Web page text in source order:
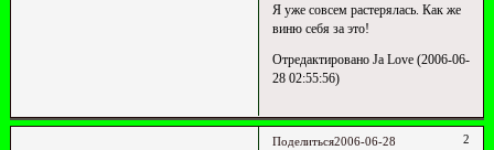
Я уже совсем растерялась. Как же
виню себя за это!
Отредактировано Ja Love (2006-06-
28 02:55:56)
Поделиться 2
2006-06-28